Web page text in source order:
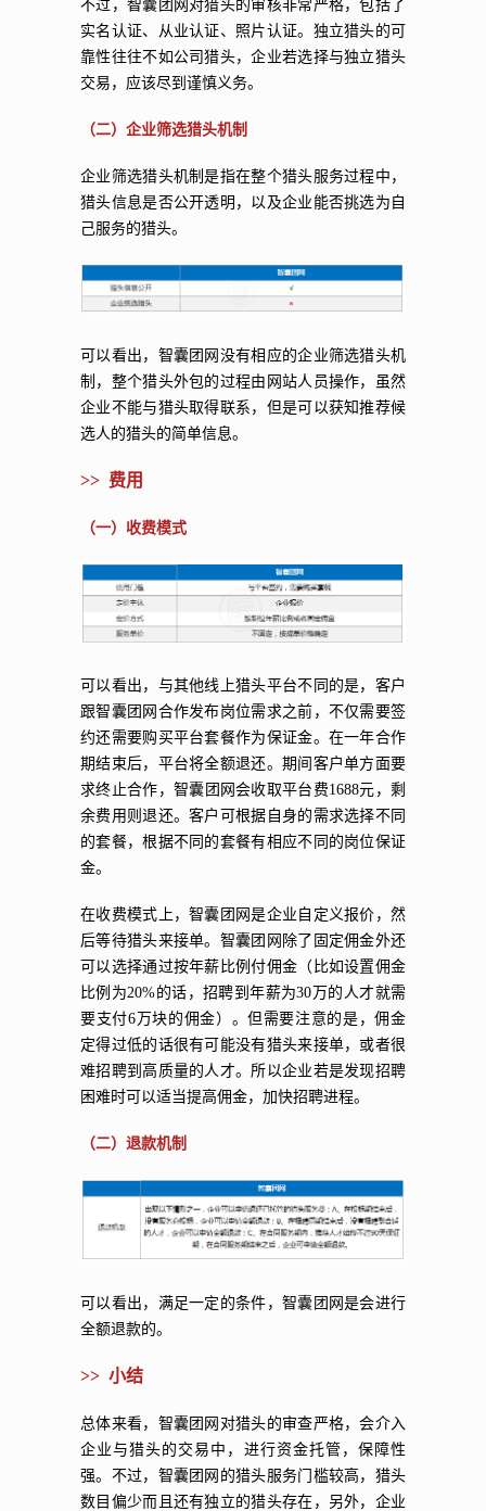
不过，智囊团网对猎头的审核非常严格，包括了
实名认证、从业认证、照片认证。独立猎头的可
靠性往往不如公司猎头，企业若选择与独立猎头
交易，应该尽到谨慎义务。
（二）企业筛选猎头机制
企业筛选猎头机制是指在整个猎头服务过程中，
猎头信息是否公开透明，以及企业能否挑选为自
己服务的猎头。
可以看出，智囊团网没有相应的企业筛选猎头机
制，整个猎头外包的过程由网站人员操作，虽然
企业不能与猎头取得联系，但是可以获知推荐候
选人的猎头的简单信息。
>> 费用
（一）收费模式
可以看出，与其他线上猎头平台不同的是，客户
跟智囊团网合作发布岗位需求之前，不仅需要签
约还需要购买平台套餐作为保证金。在一年合作
期结束后，平台将全额退还。期间客户单方面要
求终止合作，智囊团网会收取平台费1688元，剩
余费用则退还。客户可根据自身的需求选择不同
的套餐，根据不同的套餐有相应不同的岗位保证
金。
在收费模式上，智囊团网是企业自定义报价，然
后等待猎头来接单。智囊团网除了固定佣金外还
可以选择通过按年薪比例付佣金（比如设置佣金
比例为20%的话，招聘到年薪为30万的人才就需
要支付6万块的佣金）。但需要注意的是，佣金
定得过低的话很有可能没有猎头来接单，或者很
难招聘到高质量的人才。所以企业若是发现招聘
困难时可以适当提高佣金，加快招聘进程。
（二）退款机制
可以看出，满足一定的条件，智囊团网是会进行
全额退款的。
>> 小结
总体来看，智囊团网对猎头的审查严格，会介入
企业与猎头的交易中，进行资金托管，保障性
强。不过，智囊团网的猎头服务门槛较高，猎头
数目偏少而且还有独立的猎头存在，另外，企业